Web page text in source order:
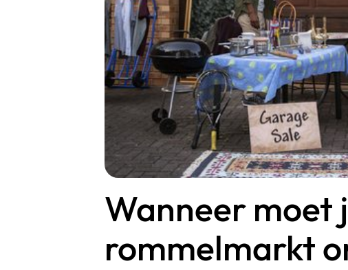
Wanneer moet
rommelmarkt